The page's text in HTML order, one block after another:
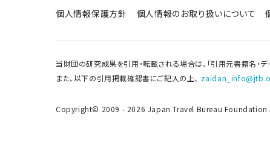
個人情報保護方針 個人情報のお取り扱いについて
当財団の研究成果を引用・転載される場合は、「引用元書籍名・
また、以下の引用掲載確認書にご記入の上、
Copyright© 2009 - 2026 Japan Travel Bureau Foundation